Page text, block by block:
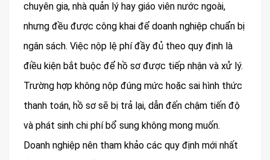
chuyên gia, nhà quản lý hay giáo viên nước ngoài,
nhưng đều được công khai để doanh nghiệp chuẩn bị
ngân sách. Việc nộp lệ phí đầy đủ theo quy định là
điều kiện bắt buộc để hồ sơ được tiếp nhận và xử lý.
Trường hợp không nộp đúng mức hoặc sai hình thức
thanh toán, hồ sơ sẽ bị trả lại, dẫn đến chậm tiến độ
và phát sinh chi phí bổ sung không mong muốn.
Doanh nghiệp nên tham khảo các quy định mới nhất